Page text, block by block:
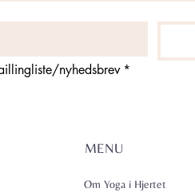
nyhedsbrev *
MENU
Om Yoga i Hjertet